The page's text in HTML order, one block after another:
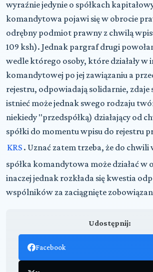
wyraźnie jedynie o spółkach
komandytowa pojawi się w obrocie
odrębny podmiot prawny z chwilą
109 ksh). Jednak pargraf drugi
wedle którego osoby, które działały w
komandytowej po jej zawiązaniu a
rejestru, odpowiadają solidarnie, zdaje
istnieć może jednak swego rodzaju
niekiedy "przedspółką) działający od
spółki do momentu wpisu do rejestru
KRS . Uznać zatem trzeba, że do chwili
spółka komandytowa może działać w
inaczej jednak rozkłada się kwestia
wspólników za zaciągnięte
Udostępnij:
Facebook